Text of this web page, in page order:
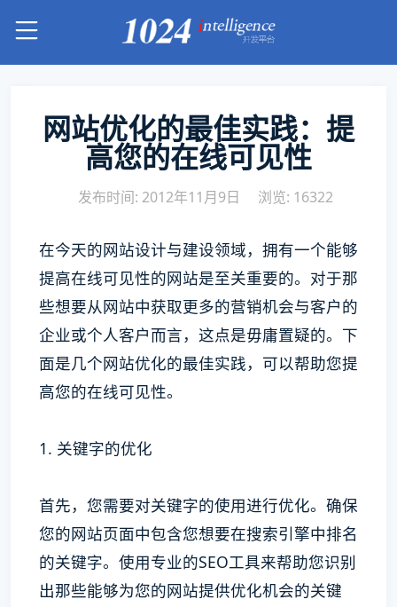
网站优化的最佳实践：提
高您的在线可见性
发布时间: 2012年11月9日 浏览: 16322
在今天的网站设计与建设领域，拥有一个能够
提高在线可见性的网站是至关重要的。对于那
些想要从网站中获取更多的营销机会与客户的
企业或个人客户而言，这点是毋庸置疑的。下
面是几个网站优化的最佳实践，可以帮助您提
高您的在线可见性。
1. 关键字的优化
首先，您需要对关键字的使用进行优化。确保
您的网站页面中包含您想要在搜索引擎中排名
的关键字。使用专业的SEO工具来帮助您识别
出那些能够为您的网站提供优化机会的关键